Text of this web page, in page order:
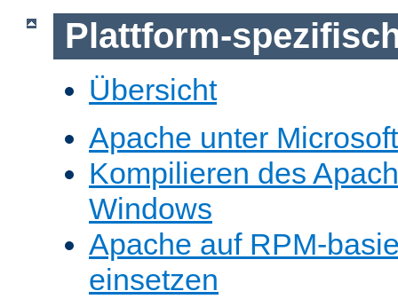
Plattform-
Übersicht
Apache unter
Kompilieren des
Windows
Apache auf RPM-
einsetzen